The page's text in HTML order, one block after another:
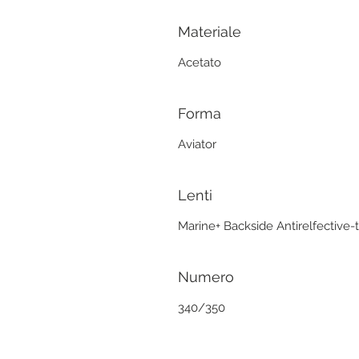
Materiale
Acetato
Forma
Aviator
Lenti
Marine+ Backside
Numero
340/350